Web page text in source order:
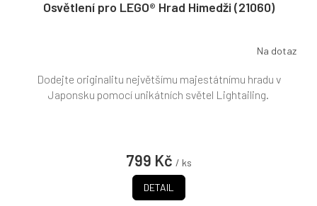
Osvětlení pro LEGO® Hrad Himedži (21060)
Na dotaz
799 Kč / ks
DETAIL
Dodejte originalitu největšímu majestátnímu hradu v
Japonsku pomocí unikátních světel Lightailing.